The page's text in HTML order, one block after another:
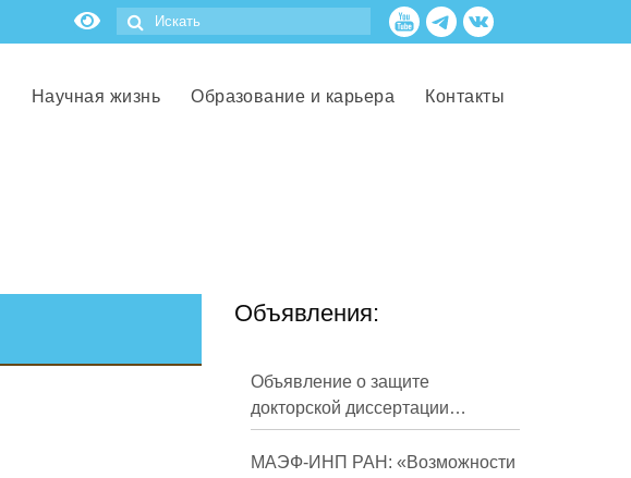
Научная жизнь Образование и карьера Контакты
Объявления:
Объявление о защите
докторской диссертации
Кузнецова Михаила
Евгеньевича
МАЭФ-ИНП РАН: «Возможности